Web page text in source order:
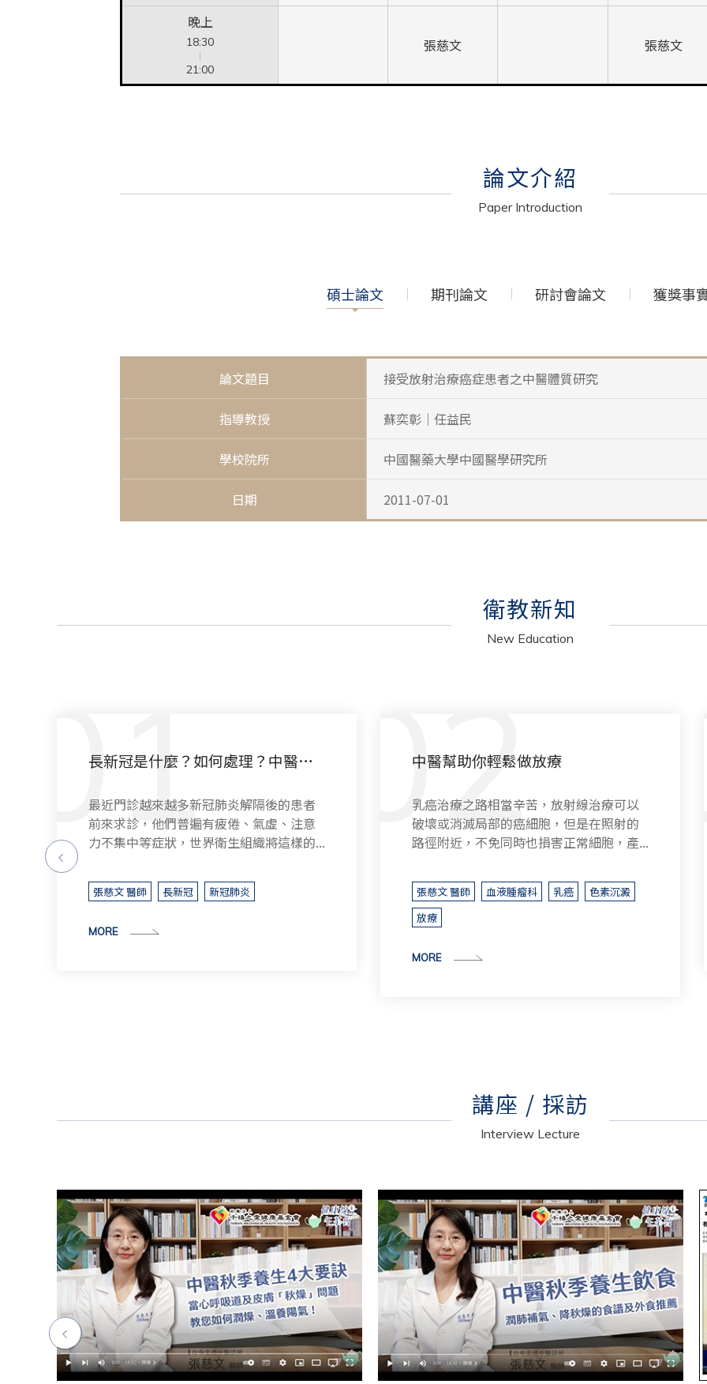
晚上
18:30
21:00
張慈文 張慈文
論文介紹
Paper Introduction
碩士論文 期刊論文 研討會論文 獲獎事
論文題目 接受放射治療癌症患者之中醫體質研究
指導教授 蘇奕彰｜任益民
學校院所 中國醫藥大學中國醫學研究所
日期 2011-07-01
衛教新知
New Education
中醫幫助你輕鬆做放療
乳癌治療之路相當辛苦，放射線治療可以
破壞或消滅局部的癌細胞，但是在照射的
路徑附近，不免同時也損害正常細胞，產...
張慈文 醫師 血液腫瘤科 乳癌
乳癌手術後可不可以進補
乳癌治療之路相當辛苦，現代醫學採用手
術、化學治療、荷爾蒙療法、放射治療，
期間所導致的副作用，經常讓病人吃足了...
血液腫瘤科 乳癌 進補 手術
MORE
講座 / 採訪
Interview Lecture